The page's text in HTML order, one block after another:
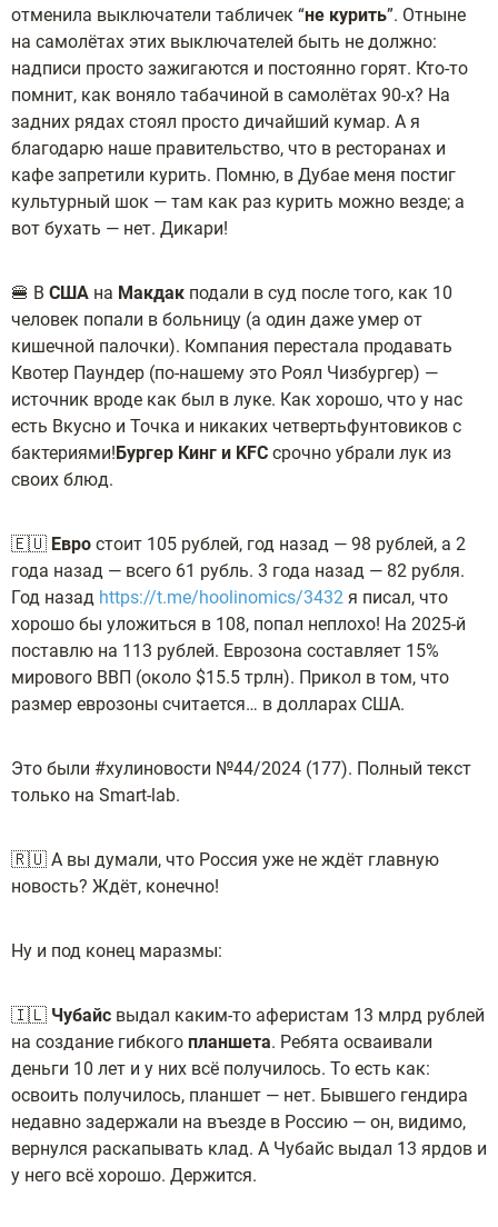
отменила выключатели табличек “не курить”. Отныне
на самолётах этих выключателей быть не должно:
надписи просто зажигаются и постоянно горят. Кто-то
помнит, как воняло табачиной в самолётах 90-х? На
задних рядах стоял просто дичайший кумар. А я
благодарю наше правительство, что в ресторанах и
кафе запретили курить. Помню, в Дубае меня постиг
культурный шок — там как раз курить можно везде; а
вот бухать — нет. Дикари!
🍔 В США на Макдак подали в суд после того, как 10
человек попали в больницу (а один даже умер от
кишечной палочки). Компания перестала продавать
Квотер Паундер (по-нашему это Роял Чизбургер) —
источник вроде как был в луке. Как хорошо, что у нас
есть Вкусно и Точка и никаких четвертьфунтовиков с
бактериями!Бургер Кинг и KFC срочно убрали лук из
своих блюд.
🇪🇺 Евро стоит 105 рублей, год назад — 98 рублей, а 2
года назад — всего 61 рубль. 3 года назад — 82 рубля.
Год назад https://t.me/hoolinomics/3432 я писал, что
хорошо бы уложиться в 108, попал неплохо! На 2025-й
поставлю на 113 рублей. Еврозона составляет 15%
мирового ВВП (около $15.5 трлн). Прикол в том, что
размер еврозоны считается… в долларах США.
Это были #хулиновости №44/2024 (177). Полный текст
только на Smart-lab.
🇷🇺 А вы думали, что Россия уже не ждёт главную
новость? Ждёт, конечно!
Ну и под конец маразмы:
🇮🇱 Чубайс выдал каким-то аферистам 13 млрд рублей
на создание гибкого планшета. Ребята осваивали
деньги 10 лет и у них всё получилось. То есть как:
освоить получилось, планшет — нет. Бывшего гендира
недавно задержали на въезде в Россию — он, видимо,
вернулся раскапывать клад. А Чубайс выдал 13 ярдов и
у него всё хорошо. Держится.